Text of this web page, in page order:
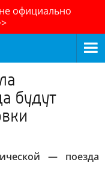
официально
будут
— поезда